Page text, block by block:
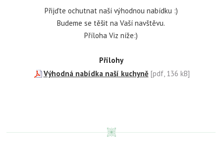
Přijďte ochutnat naší výhodnou nabídku :)
Budeme se těšit na Vaší navštěvu.
Příloha Viz níže:)
Přílohy
Výhodná nabídka naší kuchyně [pdf, 136 kB]